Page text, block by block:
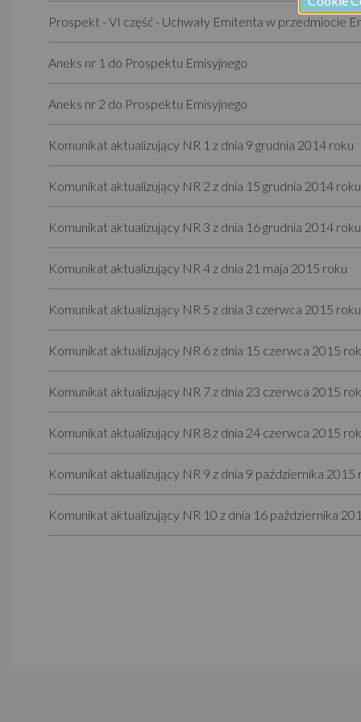
Prospekt - VI część - Uchwały Emitenta w przedmiocie
Aneks nr 1 do Prospektu Emisyjnego
Aneks nr 2 do Prospektu Emisyjnego
Komunikat aktualizujący NR 1 z dnia 9 grudnia 2014 roku
Komunikat aktualizujący NR 2 z dnia 15 grudnia 2014 roku
Komunikat aktualizujący NR 3 z dnia 16 grudnia 2014 roku
Komunikat aktualizujący NR 4 z dnia 21 maja 2015 roku
Komunikat aktualizujący NR 5 z dnia 3 czerwca 2015 roku
Komunikat aktualizujący NR 6 z dnia 15 czerwca 2015
Komunikat aktualizujący NR 7 z dnia 23 czerwca 2015
Komunikat aktualizujący NR 8 z dnia 24 czerwca 2015
Komunikat aktualizujący NR 9 z dnia 9 października 2015
Komunikat aktualizujący NR 10 z dnia 16 października